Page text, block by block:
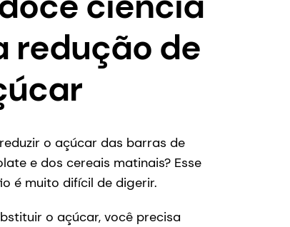
o açúcar das barras de
e dos cereais matinais? Esse
é muito difícil de digerir.
o açúcar, você precisa
muito mais do que a doçura. Em
fundamental. Ele une a estrutura,
que os produtos tenham uma
mastigável ou crocante. Sem